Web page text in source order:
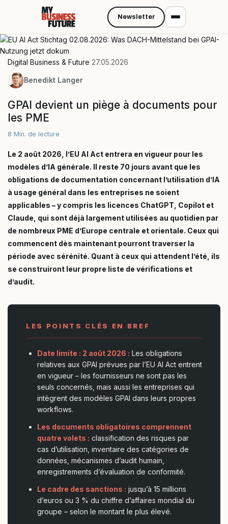
Digital Business & Future 27.05.2026
Benedikt Langer
GPAI devient un piège à documents pour
les PME
8 Min. de lecture
Le 2 août 2026, l’EU AI Act entrera en vigueur pour les
modèles d’IA générale. Il reste 70 jours avant que les
obligations de documentation concernant l’utilisation d’IA
à usage général dans les entreprises ne soient
applicables – y compris les licences ChatGPT, Copilot et
Claude, qui sont déjà largement utilisées au quotidien par
de nombreux PME d’Europe centrale et orientale. Ceux qui
commencent dès maintenant pourront traverser la
période avec sérénité. Quant à ceux qui attendent l’été, ils
se construiront leur propre liste de vérifications et
d’audit.
LES POINTS CLÉS EN BREF
Date limite : 2 août 2026 : Les obligations
relatives aux GPAI prévues par l’EU AI Act entrent
en vigueur – les fournisseurs ne sont pas les
seuls concernés, mais aussi les entreprises qui
intègrent des modèles GPAI dans leurs propres
workflows.
Les documents obligatoires comprennent
quatre volets : classification des risques par
cas d’utilisation, inventaire des catégories de
données, mécanismes d’audit humain,
enregistrements d’évaluation de conformité.
Le cadre des sanctions : jusqu’à 15 millions
d’euros ou 3 % du chiffre d’affaires mondial du
groupe – selon le montant le plus élevé.
Newsletter